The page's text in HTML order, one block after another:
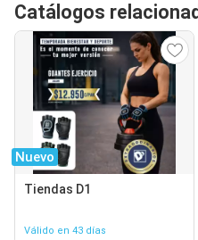
Catálogos
Nuevo
Tiendas D1
Válido en 43 días